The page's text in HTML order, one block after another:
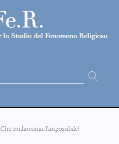
Che malinconia, l'impossibile!